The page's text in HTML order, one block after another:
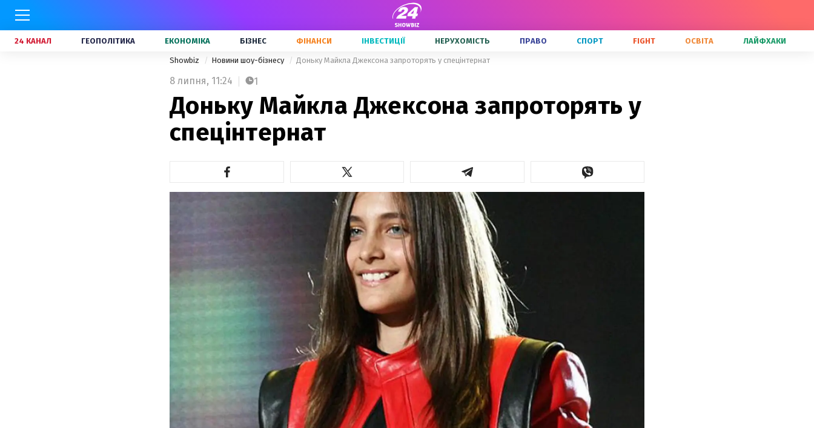
24 КАНАЛ ГЕОПОЛІТИКА ЕКОНОМІКА БІЗНЕС ФІНАНСИ ІНВЕСТИЦІЇ НЕРУХОМІСТЬ ПРАВО СПОРТ FIGHT ОСВІТА ЛАЙФХАКИ
Showbiz Новини шоу-бізнесу Доньку Майкла Джексона запроторять у спецінтернат
8 липня, 11:24 1
Доньку Майкла Джексона запроторять у
спецінтернат